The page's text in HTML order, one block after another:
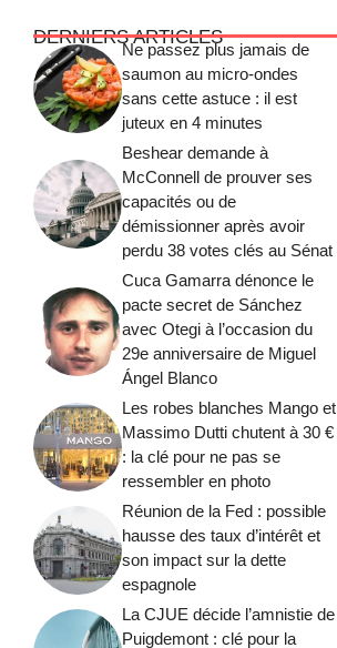
DERNIERS ARTICLES
Ne passez plus jamais de
saumon au micro-ondes
sans cette astuce : il est
juteux en 4 minutes
Beshear demande à
McConnell de prouver ses
capacités ou de
démissionner après avoir
perdu 38 votes clés au Sénat
Cuca Gamarra dénonce le
pacte secret de Sánchez
avec Otegi à l’occasion du
29e anniversaire de Miguel
Ángel Blanco
Les robes blanches Mango et
Massimo Dutti chutent à 30 €
: la clé pour ne pas se
ressembler en photo
Réunion de la Fed : possible
hausse des taux d’intérêt et
son impact sur la dette
espagnole
La CJUE décide l’amnistie de
Puigdemont : clé pour la